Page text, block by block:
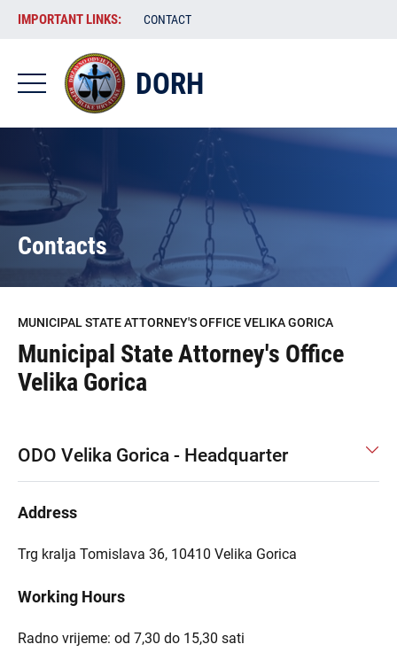
Skip
content
VAŽNE
POVEZNICE
-
DORH
EN
IMPORTANT LINKS: CONTACT
DORH
Contacts
MUNICIPAL STATE ATTORNEY'S OFFICE VELIKA GORICA
Municipal State Attorney's Office
Velika Gorica
ODO Velika Gorica - Headquarter
Address
Trg kralja Tomislava 36, 10410 Velika Gorica
Working Hours
Radno vrijeme: od 7,30 do 15,30 sati